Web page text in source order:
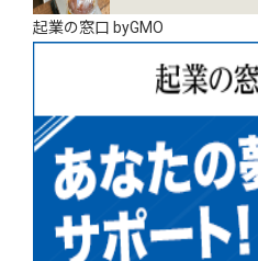
起業の窓口 byGMO